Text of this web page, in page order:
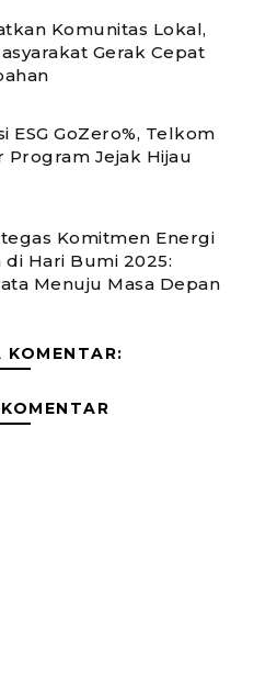
Komunitas Lokal,
Gerak Cepat
ESG GoZero%, Telkom
Program Jejak Hijau
Komitmen Energi
Hari Bumi 2025:
Menuju Masa Depan